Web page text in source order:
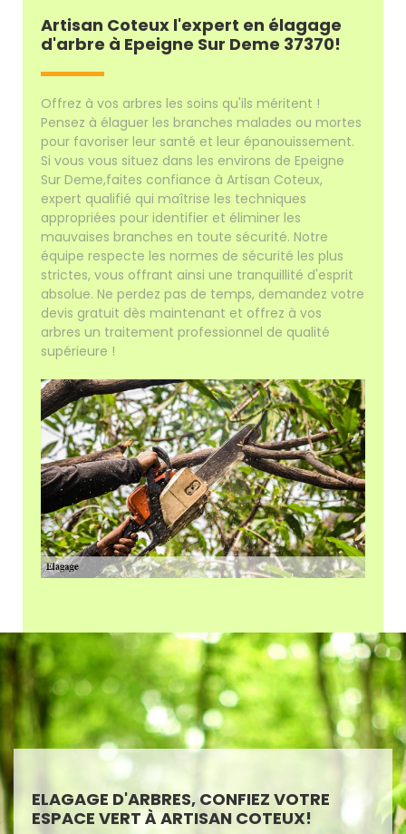
Artisan Coteux l'expert en élagage
d'arbre à Epeigne Sur Deme 37370!
Offrez à vos arbres les soins qu'ils méritent !
Pensez à élaguer les branches malades ou mortes
pour favoriser leur santé et leur épanouissement.
Si vous vous situez dans les environs de Epeigne
Sur Deme,faites confiance à Artisan Coteux,
expert qualifié qui maîtrise les techniques
appropriées pour identifier et éliminer les
mauvaises branches en toute sécurité. Notre
équipe respecte les normes de sécurité les plus
strictes, vous offrant ainsi une tranquillité d'esprit
absolue. Ne perdez pas de temps, demandez votre
devis gratuit dès maintenant et offrez à vos
arbres un traitement professionnel de qualité
supérieure !
ELAGAGE D'ARBRES, CONFIEZ VOTRE
ESPACE VERT À ARTISAN COTEUX!